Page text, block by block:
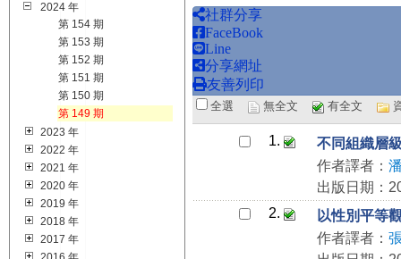
2024 年
第 154 期
第 153 期
第 152 期
第 151 期
第 150 期
第 149 期
2023 年
2022 年
2021 年
2020 年
2019 年
2018 年
2017 年
社群分享
FaceBook
Line
分享網址
友善列印
全選 無全文 有全文
1.
不同組織層
作者譯者：
出版日期：
2.
以性別平等
作者譯者：